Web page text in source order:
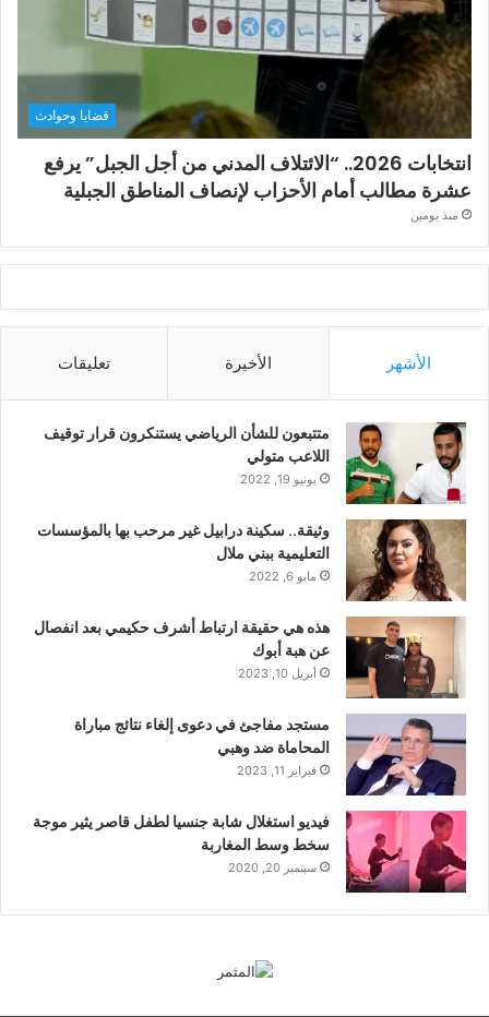
قضايا وحوادث
انتخابات 2026.. “الائتلاف المدني من أجل الجبل” يرفع
عشرة مطالب أمام الأحزاب لإنصاف المناطق الجبلية
منذ يومين
الأشهر الأخيرة تعليقات
متتبعون للشأن الرياضي يستنكرون قرار توقيف
اللاعب متولي
يونيو 19, 2022
وثيقة.. سكينة درابيل غير مرحب بها بالمؤسسات
التعليمية ببني ملال
مايو 6, 2022
هذه هي حقيقة ارتباط أشرف حكيمي بعد انفصال
عن هبة أبوك
أبريل 10, 2023
مستجد مفاجئ في دعوى إلغاء نتائج مباراة
المحاماة ضد وهبي
فبراير 11, 2023
فيديو استغلال شابة جنسيا لطفل قاصر يثير موجة
سخط وسط المغاربة
سبتمبر 20, 2020